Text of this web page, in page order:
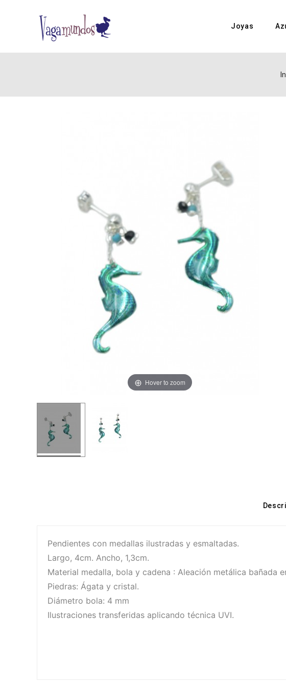
Joyas
Hover to zoom
Pendientes con medallas ilustradas y esmaltadas.
Largo, 4cm. Ancho, 1,3cm.
Material medalla, bola y cadena : Aleación metálica bañada
Piedras: Ágata y cristal.
Diámetro bola: 4 mm
Ilustraciones transferidas aplicando técnica UVI.